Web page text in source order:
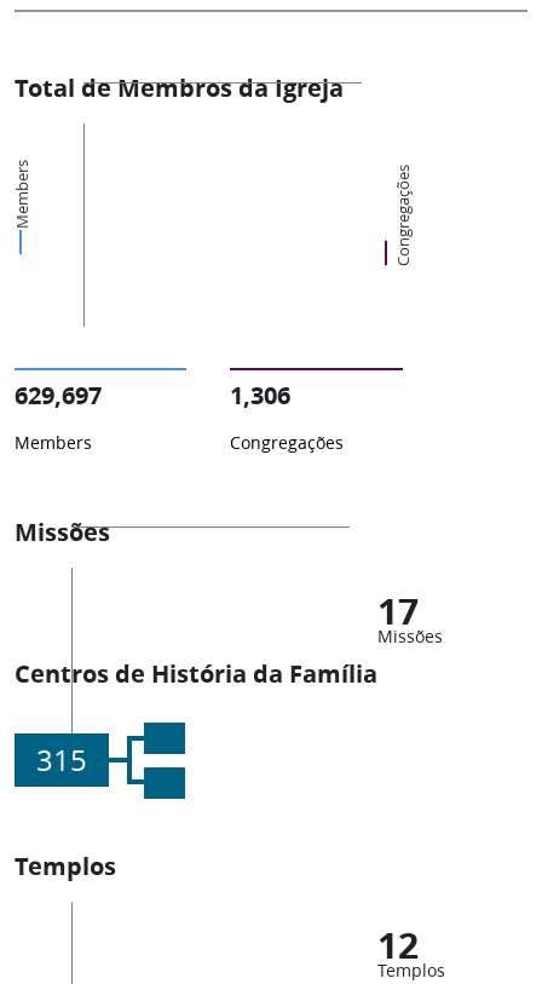
Total de Membros da Igreja
Members Congregações
629,697
Members
1,306
Congregações
Missões
17
Missões
Centros de História da Família
315
Templos
12
Templos